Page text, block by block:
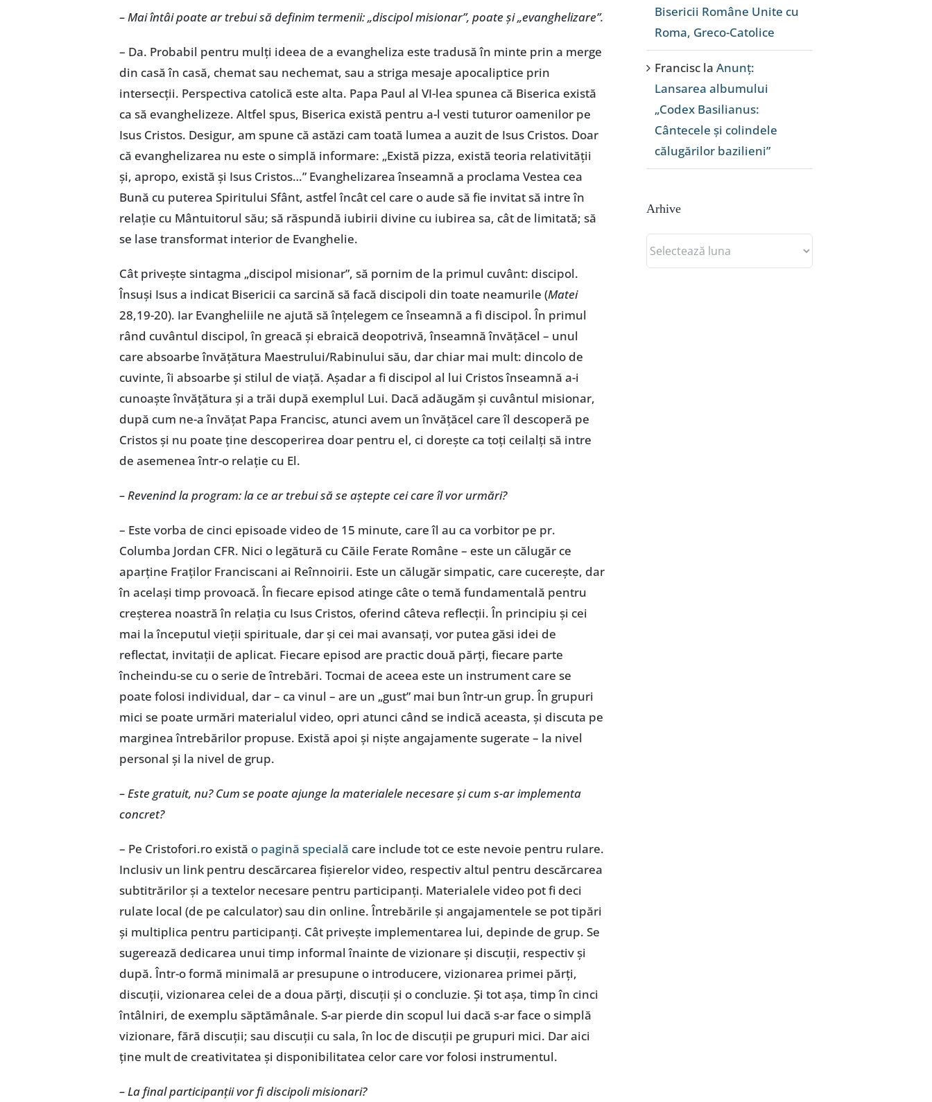
– Mai întâi poate ar trebui să definim termenii: „discipol misionar”, poate și „evanghelizare”.
– Da. Probabil pentru mulți ideea de a evangheliza este tradusă în minte prin a merge
din casă în casă, chemat sau nechemat, sau a striga mesaje apocaliptice prin
intersecții. Perspectiva catolică este alta. Papa Paul al VI-lea spunea că Biserica există
ca să evanghelizeze. Altfel spus, Biserica există pentru a-l vesti tuturor oamenilor pe
Isus Cristos. Desigur, am spune că astăzi cam toată lumea a auzit de Isus Cristos. Doar
că evanghelizarea nu este o simplă informare: „Există pizza, există teoria relativității
și, apropo, există și Isus Cristos…” Evanghelizarea înseamnă a proclama Vestea cea
Bună cu puterea Spiritului Sfânt, astfel încât cel care o aude să fie invitat să intre în
relație cu Mântuitorul său; să răspundă iubirii divine cu iubirea sa, cât de limitată; să
se lase transformat interior de Evanghelie.
Cât privește sintagma „discipol misionar”, să pornim de la primul cuvânt: discipol.
Însuși Isus a indicat Bisericii ca sarcină să facă discipoli din toate neamurile (Matei
28,19-20). Iar Evangheliile ne ajută să înțelegem ce înseamnă a fi discipol. În primul
rând cuvântul discipol, în greacă și ebraică deopotrivă, înseamnă învățăcel – unul
care absoarbe învățătura Maestrului/Rabinului său, dar chiar mai mult: dincolo de
cuvinte, îi absoarbe și stilul de viață. Așadar a fi discipol al lui Cristos înseamnă a-i
cunoaște învățătura și a trăi după exemplul Lui. Dacă adăugăm și cuvântul misionar,
după cum ne-a învățat Papa Francisc, atunci avem un învățăcel care îl descoperă pe
Cristos și nu poate ține descoperirea doar pentru el, ci dorește ca toți ceilalți să intre
de asemenea într-o relație cu El.
– Revenind la program: la ce ar trebui să se aștepte cei care îl vor urmări?
– Este vorba de cinci episoade video de 15 minute, care îl au ca vorbitor pe pr.
Columba Jordan CFR. Nici o legătură cu Căile Ferate Române – este un călugăr ce
aparține Fraților Franciscani ai Reînnoirii. Este un călugăr simpatic, care cucerește, dar
în același timp provoacă. În fiecare episod atinge câte o temă fundamentală pentru
creșterea noastră în relația cu Isus Cristos, oferind câteva reflecții. În principiu și cei
mai la începutul vieții spirituale, dar și cei mai avansați, vor putea găsi idei de
reflectat, invitații de aplicat. Fiecare episod are practic două părți, fiecare parte
încheindu-se cu o serie de întrebări. Tocmai de aceea este un instrument care se
poate folosi individual, dar – ca vinul – are un „gust” mai bun într-un grup. În grupuri
mici se poate urmări materialul video, opri atunci când se indică aceasta, și discuta pe
marginea întrebărilor propuse. Există apoi și niște angajamente sugerate – la nivel
personal și la nivel de grup.
– Este gratuit, nu? Cum se poate ajunge la materialele necesare și cum s-ar implementa
concret?
– Pe Cristofori.ro există o pagină specială care include tot ce este nevoie pentru rulare.
Inclusiv un link pentru descărcarea fișierelor video, respectiv altul pentru descărcarea
subtitrărilor și a textelor necesare pentru participanți. Materialele video pot fi deci
rulate local (de pe calculator) sau din online. Întrebările și angajamentele se pot tipări
și multiplica pentru participanți. Cât privește implementarea lui, depinde de grup. Se
sugerează dedicarea unui timp informal înainte de vizionare și discuții, respectiv și
după. Într-o formă minimală ar presupune o introducere, vizionarea primei părți,
discuții, vizionarea celei de a doua părți, discuții și o concluzie. Și tot așa, timp în cinci
întâlniri, de exemplu săptămânale. S-ar pierde din scopul lui dacă s-ar face o simplă
vizionare, fără discuții; sau discuții cu sala, în loc de discuții pe grupuri mici. Dar aici
ține mult de creativitatea și disponibilitatea celor care vor folosi instrumentul.
– La final participanții vor fi discipoli misionari?
Bisericii Române Unite cu
Roma, Greco-Catolice
Francisc la Anunț:
Lansarea albumului
„Codex Basilianus:
Cântecele și colindele
călugărilor bazilieni”
Arhive
Arhive